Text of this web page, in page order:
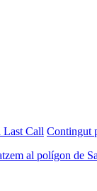
Last Call Contingut